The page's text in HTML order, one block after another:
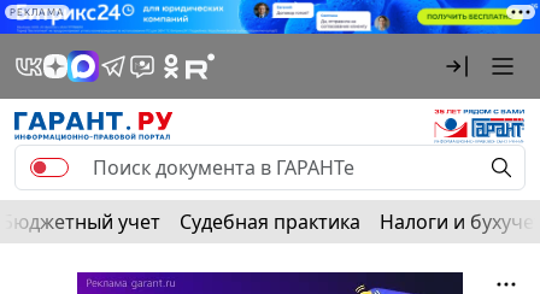
РЕКЛАМА
Бюджетный учет Судебная практика Налоги и